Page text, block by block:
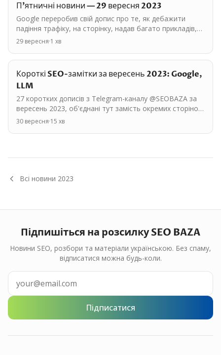
П'ятничні новини — 29 вересня 2023
Google переробив свій допис про те, як дебажити
падіння трафіку, на сторінку, надав багато прикладів,
як розібратися, що може бути причиною. Підійде,
щоб…
29 вересня·1 хв
Короткі SEO-замітки за вересень 2023: Google,
LLM
27 коротких дописів з Telegram-каналу @SEOBAZA за
вересень 2023, об'єднані тут замість окремих сторінок.
Основні теми: Google, LLM, інструменти. <a…
30 вересня·15 хв
Всі новини 2023
Підпишіться на розсилку SEO BAZA
Новини SEO, розбори та матеріали українською. Без спаму,
відписатися можна будь-коли.
Підписатися